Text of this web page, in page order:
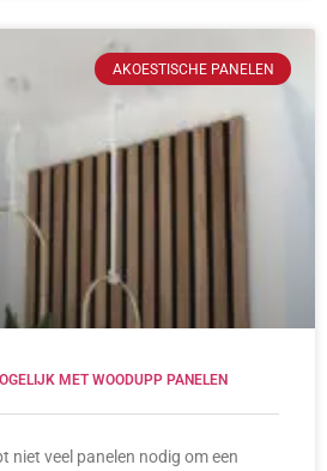
AKOESTISCHE PANELEN
MET WOODUPP PANELEN
niet veel panelen nodig om een